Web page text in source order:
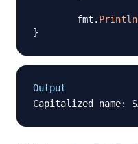
	fmt
. Println
}
Output